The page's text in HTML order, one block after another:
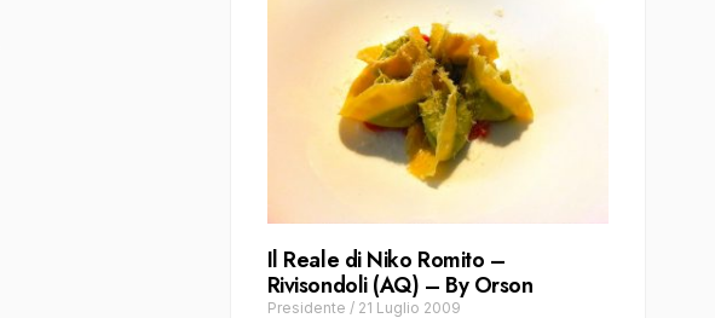
Il Reale di Niko Romito –
Rivisondoli (AQ) – By Orson
Presidente / 21 Luglio 2009